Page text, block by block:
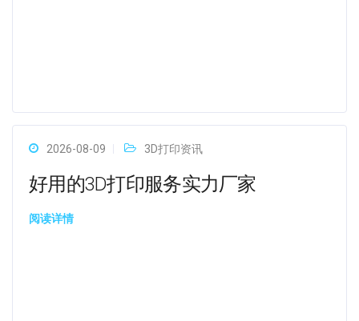
2026-08-09 3D打印资讯
好用的3D打印服务实力厂家
阅读详情